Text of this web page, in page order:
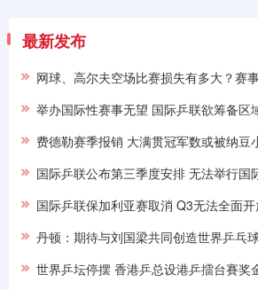
最新发布
网球、高尔夫空场比赛损失有多大？赛事要怎么生存？网球、高尔夫空场比赛损
举办国际性赛事无望 国际乒联欲筹备区域性赛事举办国际性赛事无望 国
费德勒赛季报销 大满贯冠军数或被纳豆小德追上费德勒赛季报销 大满贯
国际乒联公布第三季度安排 无法举行国际性赛事国际乒联公布第三季度
国际乒联保加利亚赛取消 Q3无法全面开放国际赛事国际乒联保加利亚赛取
丹顿：期待与刘国梁共同创造世界乒乓球的新时代丹顿：期待与刘国梁共
世界乒坛停摆 香港乒总设港乒擂台賽奖金30万世界乒坛停摆 香港乒